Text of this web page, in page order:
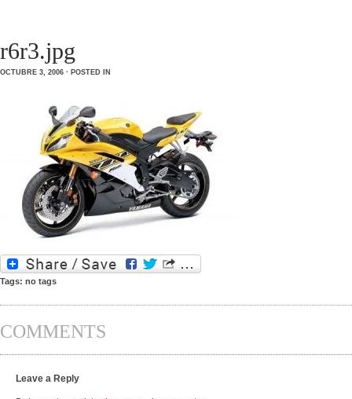
r6r3.jpg
OCTUBRE 3, 2006 · POSTED IN
Tags: no tags
COMMENTS
Leave a Reply